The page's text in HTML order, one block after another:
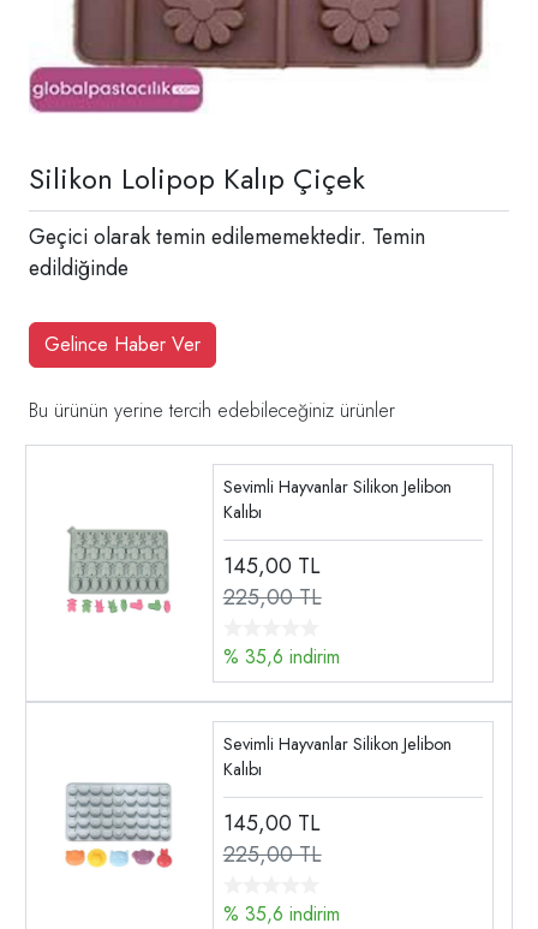
Silikon Lolipop Kalıp Çiçek
Geçici olarak temin edilememektedir. Temin
edildiğinde
Gelince Haber Ver
Bu ürünün yerine tercih edebileceğiniz ürünler
Sevimli Hayvanlar Silikon Jelibon
Kalıbı
145,00 TL
225,00 TL
% 35,6 indirim
Sevimli Hayvanlar Silikon Jelibon
Kalıbı
145,00 TL
225,00 TL
% 35,6 indirim